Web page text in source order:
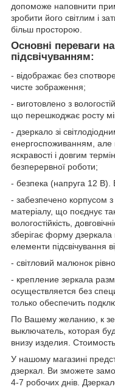
допоможе наповнити
зробити його світлим і
більш просторою.
Основні переваги
підсвічуванням:
- відображає без
чисте зображення;
- виготовлено з
що перешкоджає росту
- дзеркало зі
енергоспоживанням,
яскравості і довгим
безперервної роботи;
- безпека (напруга 12 В).
- забезпечено корпусом
матеріалу, що поєднує
вологостійкість,
зберігає форму дзеркала
елементи підсвічування
- світловий малюнок
- крепление зеркала
осуществляется без
только обеспечить
По Вашему желанию, к
выключатель, которая
внизу изделия.
У нашому магазині
дзеркал. Ви зможете
4-7 робочих днів.